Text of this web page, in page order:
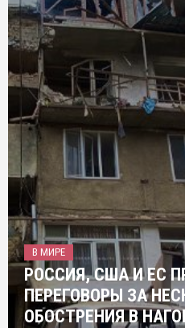
В МИРЕ
РОССИЯ, США И ЕС
ПЕРЕГОВОРЫ ЗА
ОБОСТРЕНИЯ В